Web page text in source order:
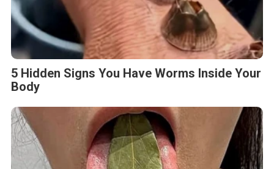
5 Hidden Signs You Have Worms Inside Your
Body